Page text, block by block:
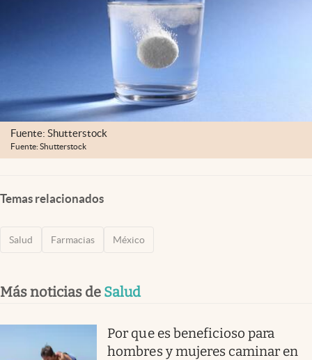
Fuente: Shutterstock
Fuente: Shutterstock
Temas relacionados
Salud Farmacias México
Más noticias de Salud
Por que es beneficioso para
hombres y mujeres caminar en